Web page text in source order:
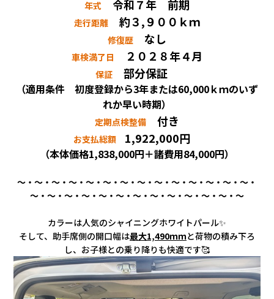
年式 令和７年 前期
走行距離 約３,９００ｋｍ
修復歴 なし
車検満了日 ２０２８年４月
保証 部分保証
（適用条件 初度登録から3年または60,000ｋｍのいず
れか早い時期）
定期点検整備 付き
お支払総額 1,922,000円
（本体価格1,838,000円＋諸費用84,000円）
～・～・～・～・～・～・～・～・～・～・～・～・～・～・
～・～・～・～・～・～・～・～・～・～・～・～・～
カラーは人気のシャイニングホワイトパール✨
そして、助手席側の開口幅は最大1,490ｍｍと荷物の積み下ろ
し、お子様との乗り降りも快適です🥰